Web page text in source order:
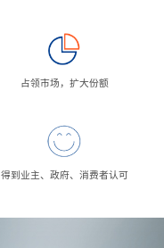
占领市场，扩大份额
得到业主、政府、消费者认可